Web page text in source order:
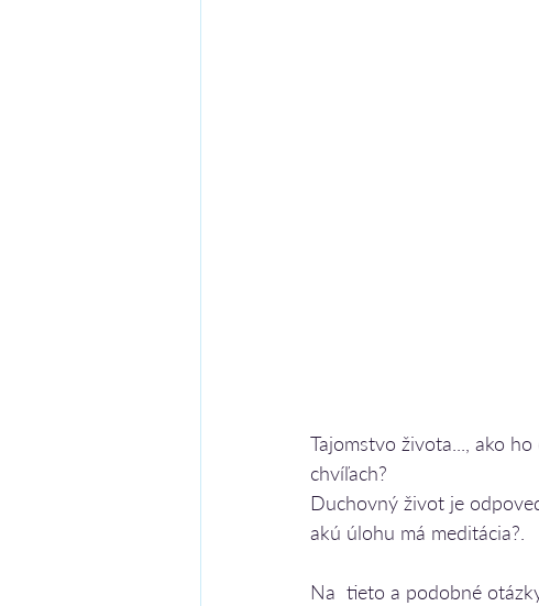
Tajomstvo života..., ako
chvíľach?
Duchovný život je
akú úlohu má meditácia?.
Na  tieto a podobné